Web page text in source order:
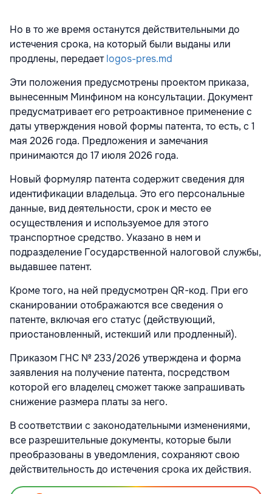
Но в то же время останутся действительными до
истечения срока, на который были выданы или
продлены, передаетlogos-pres.md
Эти положения предусмотрены проектом приказа,
вынесенным Минфином на консультации. Документ
предусматривает его ретроактивное применение с
даты утверждения новой формы патента, то есть, с 1
мая 2026 года. Предложения и замечания
принимаются до 17 июля 2026 года.
Новый формуляр патента содержит сведения для
идентификации владельца. Это его персональные
данные, вид деятельности, срок и место ее
осуществления и используемое для этого
транспортное средство. Указано в нем и
подразделение Государственной налоговой службы,
выдавшее патент.
Кроме того, на ней предусмотрен QR-код. При его
сканировании отображаются все сведения о
патенте, включая его статус (действующий,
приостановленный, истекший или продленный).
Приказом ГНС № 233/2026 утверждена и форма
заявления на получение патента, посредством
которой его владелец сможет также запрашивать
снижение размера платы за него.
В соответствии с законодательными изменениями,
все разрешительные документы, которые были
преобразованы в уведомления, сохраняют свою
действительность до истечения срока их действия.